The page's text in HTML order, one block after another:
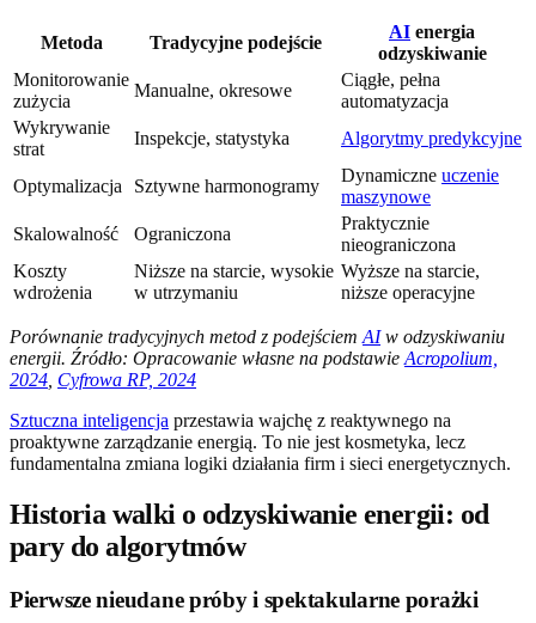
Metoda Tradycyjne podejście
AI energia
odzyskiwanie
Monitorowanie
zużycia
Manualne, okresowe
Ciągłe, pełna
automatyzacja
Wykrywanie
strat
Inspekcje, statystyka Algorytmy predykcyjne
Optymalizacja Sztywne harmonogramy
Dynamiczne uczenie
maszynowe
Skalowalność
Ograniczona
Praktycznie
nieograniczona
Koszty
wdrożenia
Niższe na starcie, wysokie
w utrzymaniu
Wyższe na starcie,
niższe operacyjne
Porównanie tradycyjnych metod z podejściem AIw odzyskiwaniu
energii. Źródło: Opracowanie własne na podstawie Acropolium,
2024 Cyfrowa RP, 2024
Sztuczna inteligencja przestawia wajchę z reaktywnego na
proaktywne zarządzanie energią. To nie jest kosmetyka, lecz
fundamentalna zmiana logiki działania firm i sieci energetycznych.
Historia walki o odzyskiwanie energii: od
pary do algorytmów
Pierwsze nieudane próby i spektakularne porażki